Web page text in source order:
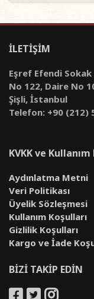
İLETİŞİM
Eşref Efendi Sokak
No 122, Daire No
Şişli, İstanbul
Telefon: +90 (212)
KVKK ve Kullanım
Aydınlatma Metni
Veri Politikası
Üyelik Sözleşmesi
Kullanım Koşulları
Gizlilik Koşulları
Kargo ve İade
BİZİ TAKİP EDİN